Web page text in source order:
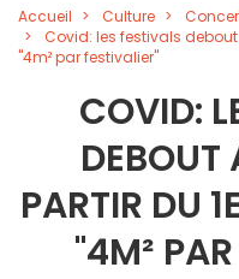
Accueil Culture
Covid: les festivals
"4m² par festivalier"
COVID:
DEBOUT
PARTIR DU
"4M²